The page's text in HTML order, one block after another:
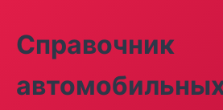
Справочник